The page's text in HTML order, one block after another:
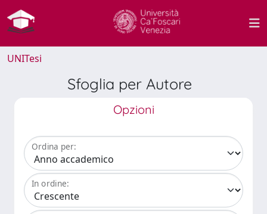
UNITesi
Sfoglia per Autore
Opzioni
Ordina per:
In ordine: